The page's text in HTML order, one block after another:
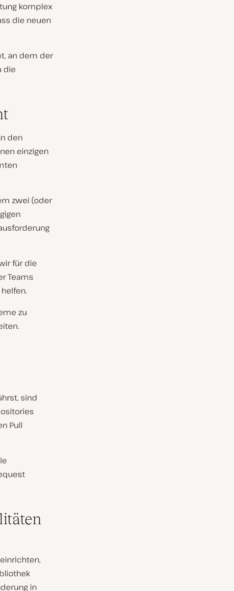
komplex
die neuen
an dem der
die
den
einzigen
zwei (oder
für die
Teams
zu
sind
Pull
in